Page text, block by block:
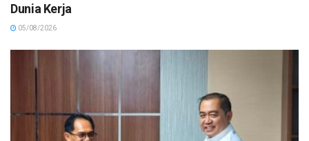
Dunia Kerja
05/08/2026